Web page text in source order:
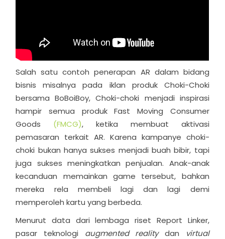
Salah satu contoh penerapan AR dalam bidang
bisnis misalnya pada iklan produk Choki-Choki
bersama BoBoiBoy, Choki-choki menjadi inspirasi
hampir semua produk Fast Moving Consumer
Goods (FMCG), ketika membuat aktivasi
pemasaran terkait AR. Karena kampanye choki-
choki bukan hanya sukses menjadi buah bibir, tapi
juga sukses meningkatkan penjualan. Anak-anak
kecanduan memainkan game tersebut, bahkan
mereka rela membeli lagi dan lagi demi
memperoleh kartu yang berbeda.
Menurut data dari lembaga riset Report Linker,
pasar teknologi augmented reality dan
virtual